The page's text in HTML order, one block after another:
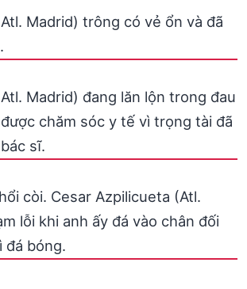
Madrid) trông có vẻ ổn và đã
Madrid) đang lăn lộn trong đau
chăm sóc y tế vì trọng tài đã
sĩ.
còi. Cesar Azpilicueta (Atl.
lỗi khi anh ấy đá vào chân đối
đá bóng.